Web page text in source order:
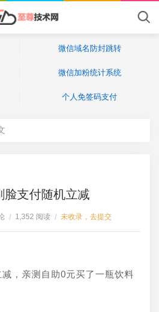
微信域名防封跳转
微信加粉统计系统
个人免签码支付
脸支付随机立减
/ 1,352 阅读 / 未收录，去提交
，亲测自助0元买了一瓶饮料